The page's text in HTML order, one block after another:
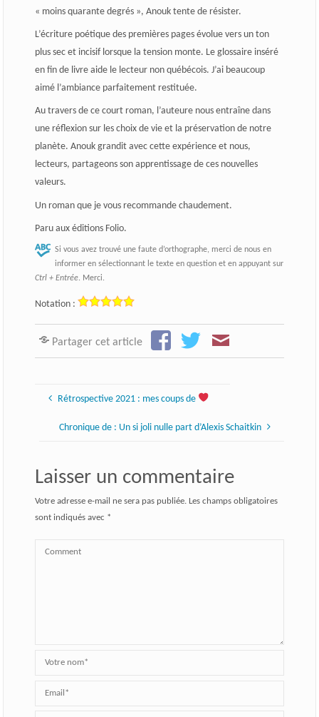
« moins quarante degrés », Anouk tente de résister.
L’écriture poétique des premières pages évolue vers un ton
plus sec et incisif lorsque la tension monte. Le glossaire inséré
en fin de livre aide le lecteur non québécois. J’ai beaucoup
aimé l’ambiance parfaitement restituée.
Au travers de ce court roman, l’auteure nous entraîne dans
une réflexion sur les choix de vie et la préservation de notre
planète. Anouk grandit avec cette expérience et nous,
lecteurs, partageons son apprentissage de ces nouvelles
valeurs.
Un roman que je vous recommande chaudement.
Paru aux éditions Folio.
Si vous avez trouvé une faute d’orthographe, merci de nous en
informer en sélectionnant le texte en question et en appuyant sur
Ctrl + Entrée. Merci.
Notation :
Partager cet article
Rétrospective 2021 : mes coups de
Chronique de : Un si joli nulle part d’Alexis Schaitkin
Laisser un commentaire
Votre adresse e-mail ne sera pas publiée. Les champs obligatoires
sont indiqués avec *